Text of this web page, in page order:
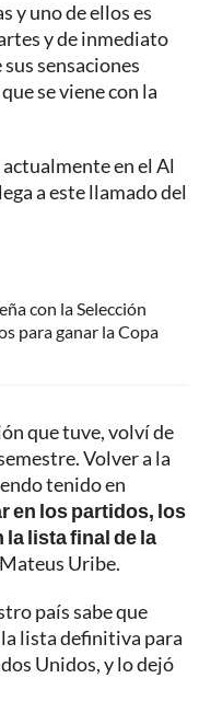
y uno de ellos es
y de inmediato
sensaciones
se viene con la
en el Al
a este llamado del
con la Selección
para ganar la Copa
que tuve, volví de
Volver a la
tenido en
en los partidos, los
lista final de la
Uribe.
país sabe que
lista definitiva para
Unidos, y lo dejó